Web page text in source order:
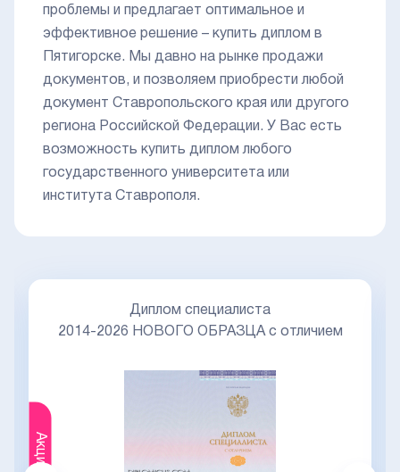
проблемы и предлагает оптимальное и
эффективное решение – купить диплом в
Пятигорске. Мы давно на рынке продажи
документов, и позволяем приобрести любой
документ Ставропольского края или другого
региона Российской Федерации. У Вас есть
возможность купить диплом любого
государственного университета или
института Ставрополя.
Акция
Диплом специалиста
2014-2026 НОВОГО ОБРАЗЦА с отличием